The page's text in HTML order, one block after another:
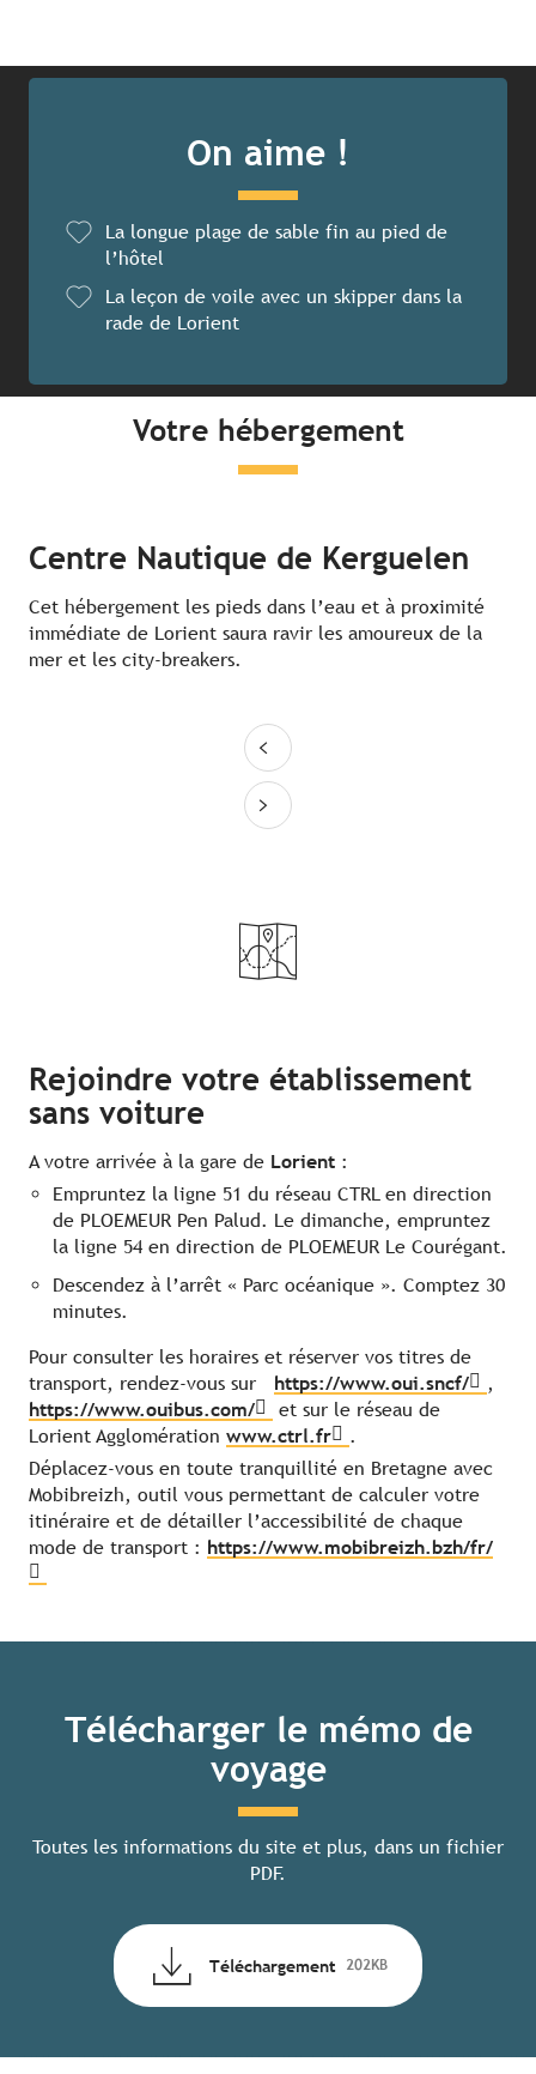
On aime !
La longue plage de sable fin au pied de
l’hôtel
La leçon de voile avec un skipper dans la
rade de Lorient
Votre hébergement
Centre Nautique de Kerguelen
Cet hébergement les pieds dans l’eau et à proximité
immédiate de Lorient saura ravir les amoureux de la
mer et les city-breakers.
Rejoindre votre établissement
sans voiture
A votre arrivée à la gare de Lorient :
Empruntez la ligne 51 du réseau CTRL en direction
de PLOEMEUR Pen Palud. Le dimanche, empruntez
la ligne 54 en direction de PLOEMEUR Le Courégant.
Descendez à l’arrêt « Parc océanique ». Comptez 30
minutes.
Pour consulter les horaires et réserver vos titres de
transport, rendez-vous sur https://www.oui.sncf/
,
https://www.ouibus.com/
et sur le réseau de
Lorient Agglomération www.ctrl.fr
.
Déplacez-vous en toute tranquillité en Bretagne avec
Mobibreizh, outil vous permettant de calculer votre
itinéraire et de détailler l’accessibilité de chaque
mode de transport : https://www.mobibreizh.bzh/fr/
Télécharger le mémo de
voyage
Toutes les informations du site et plus, dans un fichier
PDF.
Téléchargement 202KB